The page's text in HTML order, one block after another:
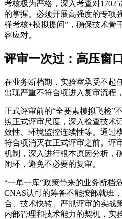
考核极为严格，深入考查对
的掌握。必须开展高强度的专项
样考核+模拟提问”，确保技术骨
容应对。
评审一次过：高压窗
在业务断档期，实验室承受不起
出现严重不符合项进入复审流程
正式评审前的“全要素模拟飞检”
照正式评审尺度，深入检查技术
效性、环境监控连续性等。通过
符合项消灭在正式评审之前。评
机制，深入进行根本原因分析，
闭环，避免不必要的复审。
“一单一库”政策带来的业务断档
CNAS认可的筹备不能按部就班
合、技术快转、严抓评审的实战
内部管理和技术能力的契机，实